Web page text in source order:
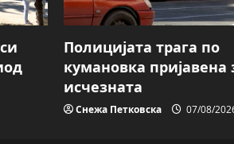
Полицијата трага пo
кумановка пријавена
исчезната
Снежа Петковска 07/08/